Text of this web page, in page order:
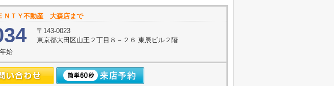
ＮＴＹ不動産 大森店まで
〒143-0023
東京都大田区山王２丁目８－２６ 東辰ビル２階
始